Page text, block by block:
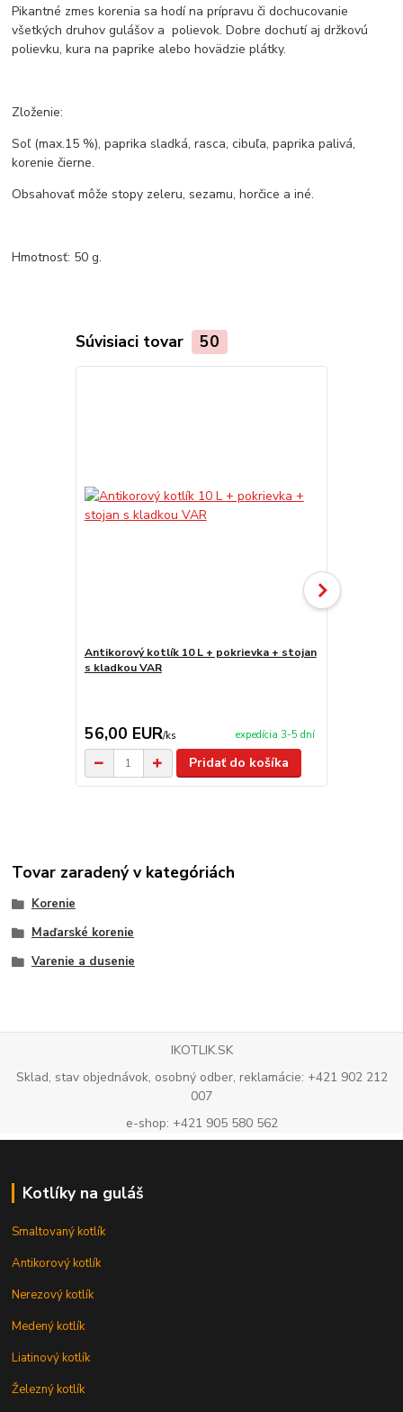
Pikantné zmes korenia sa hodí na prípravu či dochucovanie
všetkých druhov gulášov a polievok. Dobre dochutí aj držkovú
polievku, kura na paprike alebo hovädzie plátky.
Zloženie:
Soľ (max.15 %), paprika sladká, rasca, cibuľa, paprika palivá,
korenie čierne.
Obsahovať môže stopy zeleru, sezamu, horčice a iné.
Hmotnosť: 50 g.
Súvisiaci tovar 50
Antikorový kotlík 10 L + pokrievka + stojan
s kladkou VAR
56,00 EUR/ks expedícia 3-5 dní
Pridať do košíka
Tovar zaradený v kategóriách
Korenie
Maďarské korenie
Varenie a dusenie
IKOTLIK.SK
Sklad, stav objednávok, osobný odber, reklamácie: +421 902 212
007
e-shop: +421 905 580 562
Kotlíky na guláš
Smaltovaný kotlík
Antikorový kotlík
Nerezový kotlík
Medený kotlík
Liatinový kotlík
Železný kotlík